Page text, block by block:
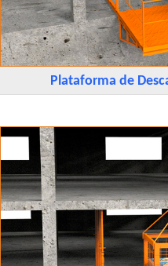
Plataforma de